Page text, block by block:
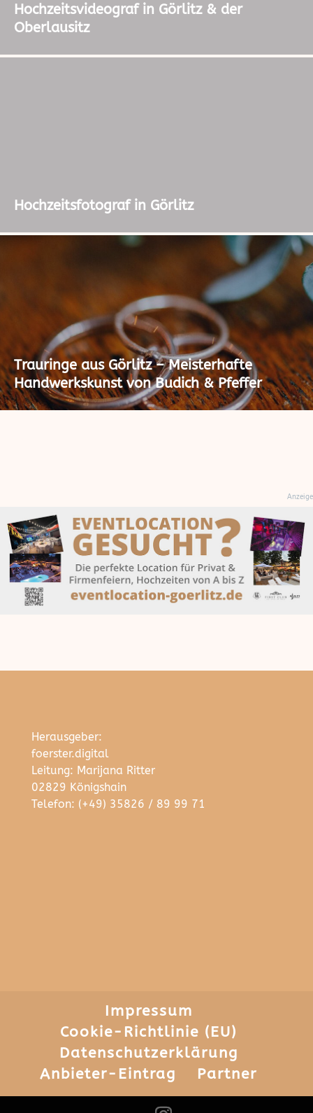
Hochzeitsvideograf in Görlitz & der
Oberlausitz
Hochzeitsfotograf in Görlitz
Trauringe aus Görlitz – Meisterhafte
Handwerkskunst von Budich & Pfeffer
Anzeige
Herausgeber:
foerster.digital
Leitung: Marijana Ritter
02829 Königshain
Telefon: (+49) 35826 / 89 99 71
Impressum
Cookie-Richtlinie (EU)
Datenschutzerklärung
Anbieter-Eintrag
Partner